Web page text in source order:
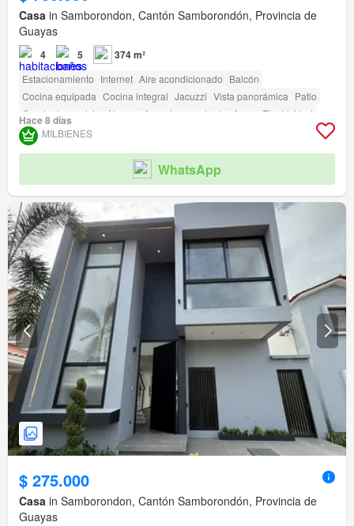
Casa in Samborondon, Cantón Samborondón, Provincia de
Guayas
4 5 374 m²
Estacionamiento Internet Aire acondicionado Balcón
Cocina equipada Cocina integral Jacuzzi Vista panorámica Patio
Cuarto de servicio
Alarma Armario empotrado Agua
Electricidad
Parcialmente amoblado
Piscina
Área para niños
Hace 8 días
MILBIENES
WhatsApp
$ 275.000
Casa in Samborondon, Cantón Samborondón, Provincia de
Guayas